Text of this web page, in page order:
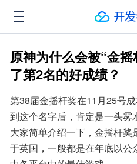
原神为什么会被“金
了第2名的好成绩？
第38届金摇杆奖在11月25号
到这个名字后，肯定是一头
大家简单介绍一下，金摇杆
于英国，一般都是在年底以公